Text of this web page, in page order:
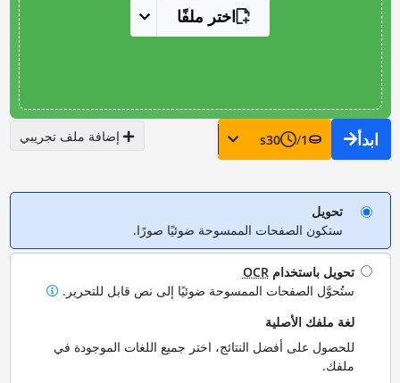
اختر ملفًا
ابدأ 1
/
30
s إضافة ملف تجريبي
تحويل
ستكون الصفحات الممسوحة ضوئيًا صورًا.
تحويل باستخدام OCR
ستُحوَّل الصفحات الممسوحة ضوئيًا إلى نص قابل للتحرير.
لغة ملفك الأصلية
للحصول على أفضل النتائج، اختر جميع اللغات الموجودة في
ملفك.